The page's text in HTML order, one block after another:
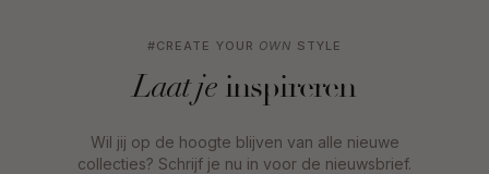
#CREATE YOUR OWN STYLE
Laat jeinspireren
Wil jij op de hoogte blijven van alle nieuwe
collecties? Schrijf je nu in voor de nieuwsbrief.